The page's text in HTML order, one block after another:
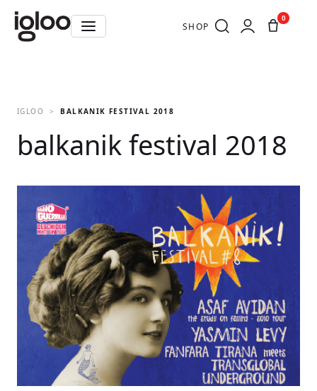
SHOP
0
IGLOO BALKANIK FESTIVAL 2018
balkanik festival 2018